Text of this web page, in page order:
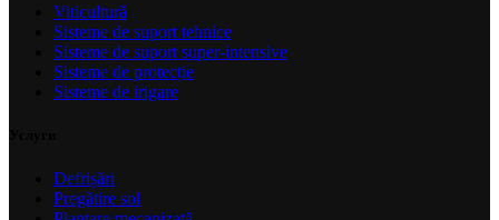
Viticultură
Sisteme de suport tehnice
Sisteme de suport super-intensive
Sisteme de protecție
Sisteme de irigare
Defrișări
Pregătire sol